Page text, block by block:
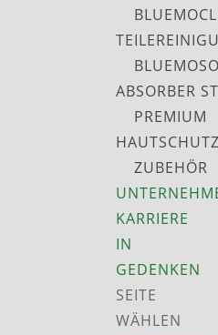
ABSORBER
PREMIUM
ZUBEHÖR
KARRIERE
IN
GEDENKEN
SEITE
WÄHLEN